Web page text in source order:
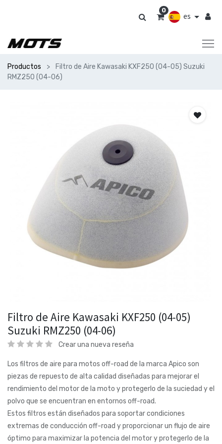
es
0
Productos
Filtro de Aire Kawasaki KXF250 (04-05) Suzuki
RMZ250 (04-06)
Filtro de Aire Kawasaki KXF250 (04-05)
Suzuki RMZ250 (04-06)
Crear una nueva reseña
Los filtros de aire para motos off-road de la marca Apico son
piezas de repuesto de alta calidad diseñadas para mejorar el
rendimiento del motor de la moto y protegerlo de la suciedad y el
polvo que se encuentran en entornos off-road.
Estos filtros están diseñados para soportar condiciones
extremas de conducción off-road y proporcionar un flujo de aire
óptimo para maximizar la potencia del motor y protegerlo de la